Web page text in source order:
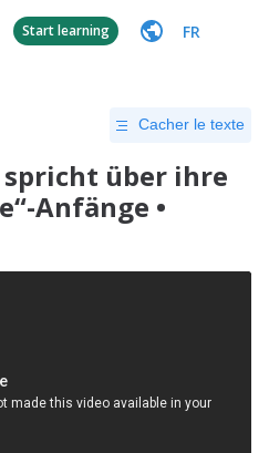
Start learning FR
Cacher le texte
über ihre
Anfänge •